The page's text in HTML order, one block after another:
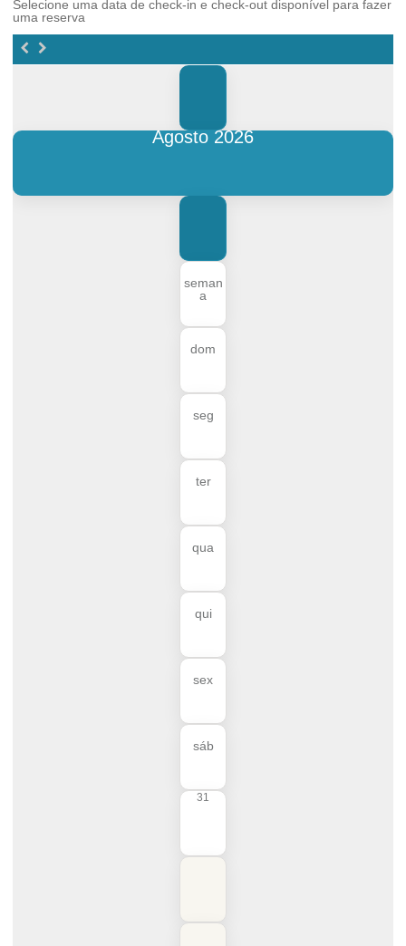
Selecione uma data de check-in e check-out disponível para fazer
uma reserva
Agosto 2026
seman
a
dom
seg
ter
qua
qui
sex
sáb
31